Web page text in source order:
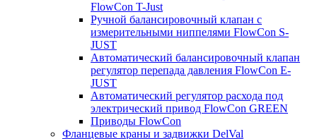
FlowСon T-Just
Ручной балансировочный клапан с
измерительными ниппелями FlowСon S-
JUST
Автоматический балансировочный клапан
регулятор перепада давления FlowСon E-
JUST
Автоматический регулятор расхода под
электрический привод FlowСon GREEN
Приводы FlowCon
Фланцевые краны и задвижки DelVal